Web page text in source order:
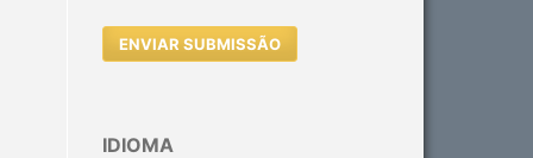
ENVIAR SUBMISSÃO
IDIOMA